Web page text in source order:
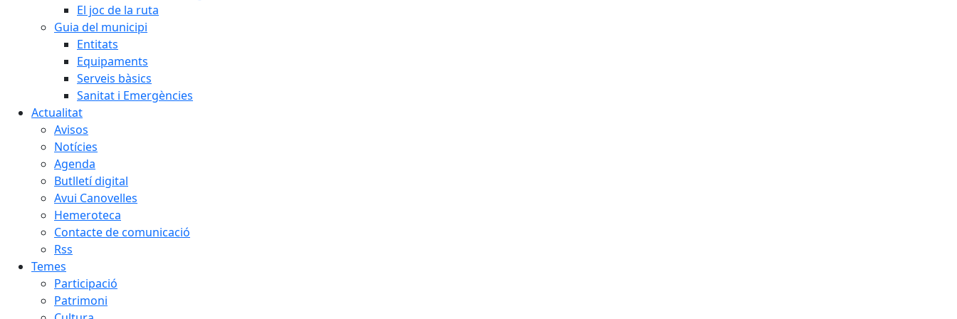
El joc de la ruta
Guia del municipi
Entitats
Equipaments
Serveis bàsics
Sanitat i Emergències
Actualitat
Avisos
Notícies
Agenda
Butlletí digital
Avui Canovelles
Hemeroteca
Contacte de comunicació
Rss
Temes
Participació
Patrimoni